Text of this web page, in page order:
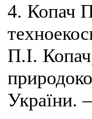
4. Копач
П.І.
України.